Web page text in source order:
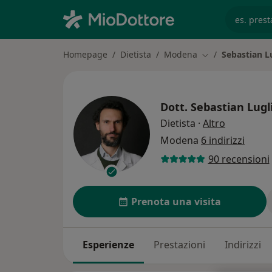
Homepage Dietista Modena Cambia città
Sebastian
Dott. Sebastian Lugli
Dietista · Altro
Modena 6 indirizzi
90 recensioni
Prenota una visita
Esperienze Prestazioni Indirizzi